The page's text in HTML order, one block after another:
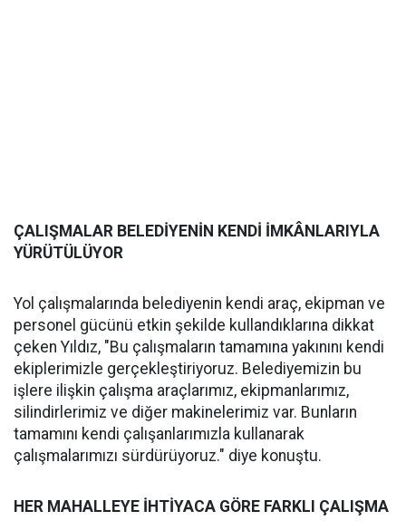
ÇALIŞMALAR BELEDİYENİN KENDİ İMKÂNLARIYLA
YÜRÜTÜLÜYOR
Yol çalışmalarında belediyenin kendi araç, ekipman ve
personel gücünü etkin şekilde kullandıklarına dikkat
çeken Yıldız, "Bu çalışmaların tamamına yakınını kendi
ekiplerimizle gerçekleştiriyoruz. Belediyemizin bu
işlere ilişkin çalışma araçlarımız, ekipmanlarımız,
silindirlerimiz ve diğer makinelerimiz var. Bunların
tamamını kendi çalışanlarımızla kullanarak
çalışmalarımızı sürdürüyoruz." diye konuştu.
HER MAHALLEYE İHTİYACA GÖRE FARKLI ÇALIŞMA